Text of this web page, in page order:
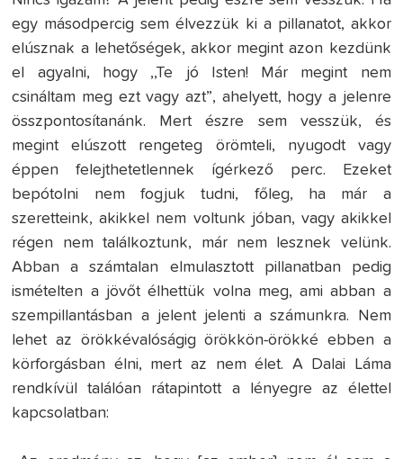
egy másodpercig sem élvezzük ki a pillanatot, akkor
elúsznak a lehetőségek, akkor megint azon kezdünk
el agyalni, hogy ,,Te jó Isten! Már megint nem
csináltam meg ezt vagy azt”, ahelyett, hogy a jelenre
összpontosítanánk. Mert észre sem vesszük, és
megint elúszott rengeteg örömteli, nyugodt vagy
éppen felejthetetlennek ígérkező perc. Ezeket
bepótolni nem fogjuk tudni, főleg, ha már a
szeretteink, akikkel nem voltunk jóban, vagy akikkel
régen nem találkoztunk, már nem lesznek velünk.
Abban a számtalan elmulasztott pillanatban pedig
ismételten a jövőt élhettük volna meg, ami abban a
szempillantásban a jelent jelenti a számunkra. Nem
lehet az örökkévalóságig örökkön-örökké ebben a
körforgásban élni, mert az nem élet. A Dalai Láma
rendkívül találóan rátapintott a lényegre az élettel
kapcsolatban: